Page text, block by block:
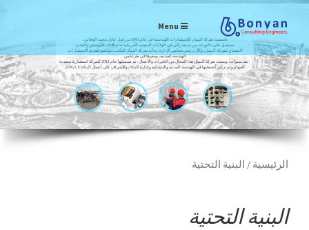
Menu
تأسست شركة البنيان للإستشارات الهندسية في عام 1991 من قبل عادل محمد الوفاتي،
متحصل على دكتوراه. من مدينة رالي في الولايات المتحدة الأمريكية عام 1980، المؤسس والمدير
التنفيذي لشركة البنيان، والآن رئيس مجلس الإدارة. بدأت شركة البنيان كمكتب متواضع لتقديم الاستشارات
الهندسة المدنية، ومقرها في طرابلس
. بعد سنوات، وسعت شركة البنيان هذا المجال من الخبرات والأعمال. تم تسجيلها عام 2011 كشركة استشارية متعددة
المهام وتم تركيز أنشطتها في الهندسة المدنية والإنشائية وإدارة البناء / والإشراف على أعمال البناء (CM / CS).
الرئيسية / البنية التحتية
البنية التحتية